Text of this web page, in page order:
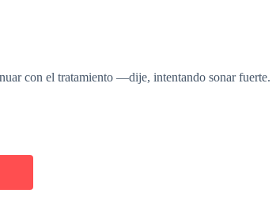
con el tratamiento —dije, intentando sonar fuerte.